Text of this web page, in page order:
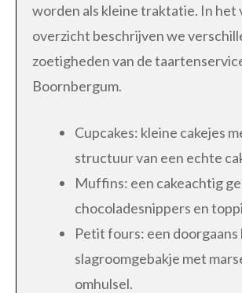
worden als kleine traktatie. In het
overzicht beschrijven we
zoetigheden van de
Boornbergum.
Cupcakes: kleine cakejes
structuur van een echte
Muffins: een cakeachtig
chocoladesnippers en
Petit fours: een doorgaans
slagroomgebakje met
omhulsel.